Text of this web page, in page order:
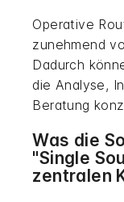
Operative
zunehmend
Dadurch
die Analyse,
Beratung
Was die
"Single
zentralen